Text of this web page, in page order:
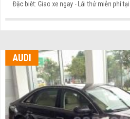
Đặc biêt: Giao xe ngay - Lái thử miễn phí
AUDI